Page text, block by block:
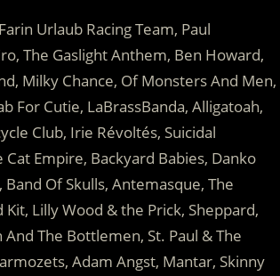
Urlaub Racing Team, Paul
The Gaslight Anthem, Ben Howard,
Milky Chance, Of Monsters And Men,
For Cutie, LaBrassBanda, Alligatoah,
Club, Irie Révoltés, Suicidal
Empire, Backyard Babies, Danko
Band Of Skulls, Antemasque, The
Lilly Wood & the Prick, Sheppard,
The Bottlemen, St. Paul & The
Adam Angst, Mantar, Skinny